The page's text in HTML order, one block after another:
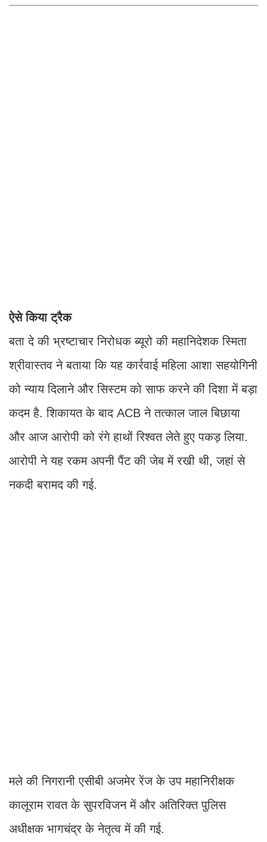
ऐसे किया ट्रैक
बता दे की भ्रष्टाचार निरोधक ब्यूरो की महानिदेशक स्मिता
श्रीवास्तव ने बताया कि यह कार्रवाई महिला आशा सहयोगिनी
को न्याय दिलाने और सिस्टम को साफ करने की दिशा में बड़ा
कदम है. शिकायत के बाद ACB ने तत्काल जाल बिछाया
और आज आरोपी को रंगे हाथों रिश्वत लेते हुए पकड़ लिया.
आरोपी ने यह रकम अपनी पैंट की जेब में रखी थी, जहां से
नकदी बरामद की गई.
मले की निगरानी एसीबी अजमेर रेंज के उप महानिरीक्षक
कालूराम रावत के सुपरविजन में और अतिरिक्त पुलिस
अधीक्षक भागचंद्र के नेतृत्व में की गई.